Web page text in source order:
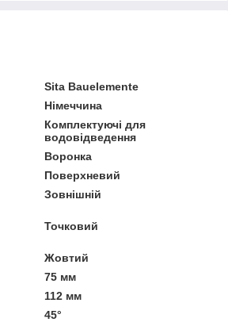
Sita Bauelemente
Німеччина
Комплектуючі для
водовідведення
Воронка
Поверхневий
Зовнішній
Точковий
Жовтий
75 мм
112 мм
45°